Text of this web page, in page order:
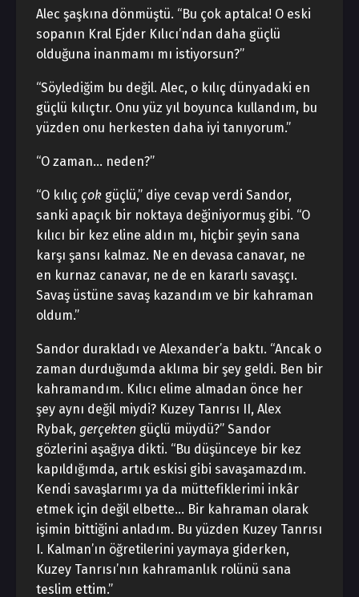
Alec şaşkına dönmüştü. “Bu çok aptalca! O eski
sopanın Kral Ejder Kılıcı’ndan daha güçlü
olduğuna inanmamı mı istiyorsun?”
“Söylediğim bu değil. Alec, o kılıç dünyadaki en
güçlü kılıçtır. Onu yüz yıl boyunca kullandım, bu
yüzden onu herkesten daha iyi tanıyorum.”
“O zaman… neden?”
“O kılıç çok güçlü,” diye cevap verdi Sandor,
sanki apaçık bir noktaya değiniyormuş gibi. “O
kılıcı bir kez eline aldın mı, hiçbir şeyin sana
karşı şansı kalmaz. Ne en devasa canavar, ne
en kurnaz canavar, ne de en kararlı savaşçı.
Savaş üstüne savaş kazandım ve bir kahraman
oldum.”
Sandor durakladı ve Alexander’a baktı. “Ancak o
zaman durduğumda aklıma bir şey geldi. Ben bir
kahramandım. Kılıcı elime almadan önce her
şey aynı değil miydi? Kuzey Tanrısı II, Alex
Rybak, gerçekten güçlü müydü?” Sandor
gözlerini aşağıya dikti. “Bu düşünceye bir kez
kapıldığımda, artık eskisi gibi savaşamazdım.
Kendi savaşlarımı ya da müttefiklerimi inkâr
etmek için değil elbette… Bir kahraman olarak
işimin bittiğini anladım. Bu yüzden Kuzey Tanrısı
I. Kalman’ın öğretilerini yaymaya giderken,
Kuzey Tanrısı’nın kahramanlık rolünü sana
teslim ettim.”